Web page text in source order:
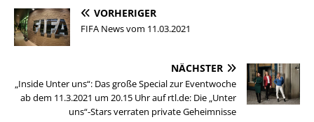
VORHERIGER
FIFA News vom 11.03.2021
NÄCHSTER
„Inside Unter uns“: Das große Special zur Eventwoche
ab dem 11.3.2021 um 20.15 Uhr auf rtl.de: Die „Unter
uns“-Stars verraten private Geheimnisse